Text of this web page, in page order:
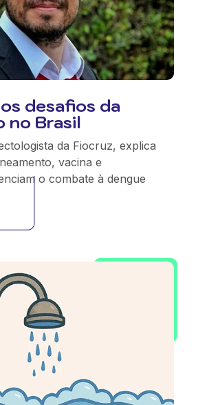
desafios da
no Brasil
da Fiocruz, explica
vacina e
o combate à dengue